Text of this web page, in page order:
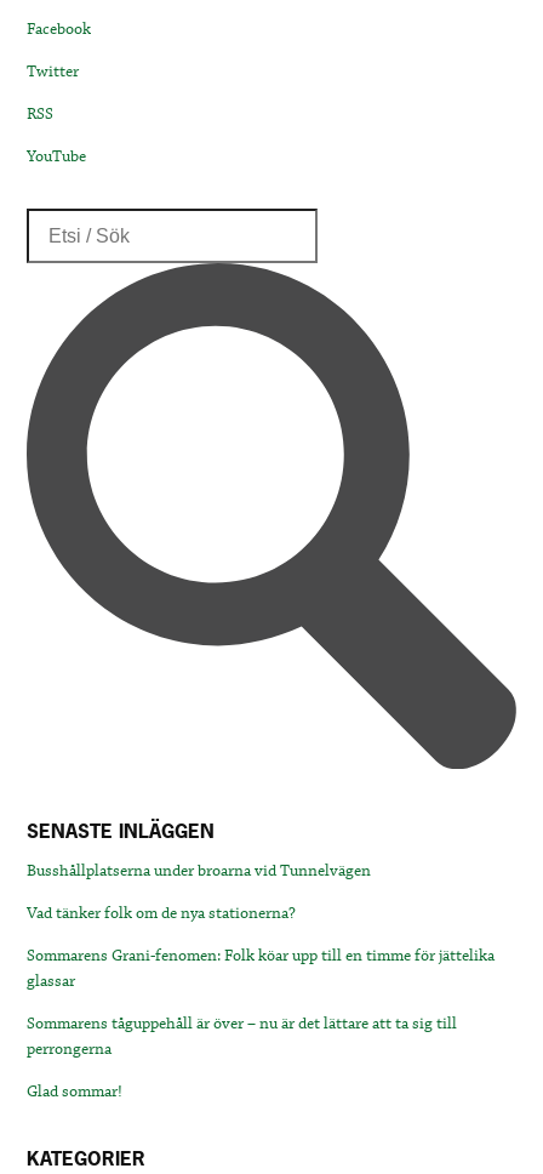
Facebook
Twitter
RSS
YouTube
SENASTE INLÄGGEN
Busshållplatserna under broarna vid Tunnelvägen
Vad tänker folk om de nya stationerna?
Sommarens Grani-fenomen: Folk köar upp till en timme för jättelika
glassar
Sommarens tåguppehåll är över – nu är det lättare att ta sig till
perrongerna
Glad sommar!
KATEGORIER